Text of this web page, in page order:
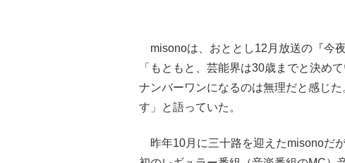
misonoは、おととし12月放送の『今
「もともと、芸能界は30歳までと決め
ナンバーワンになるのは無理だと感じ
す」と語っていた。
昨年10月に三十路を迎えたmisonoだ